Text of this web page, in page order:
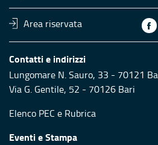
Area riservata
Contatti e indirizzi
Lungomare N. Sauro, 33 - 70121
Via G. Gentile, 52 - 70126 Bari
Elenco PEC e Rubrica
Eventi e Stampa